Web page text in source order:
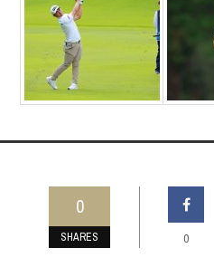
0
SHARES 0